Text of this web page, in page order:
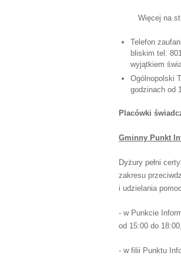
Więcej na
Telefon
bliskim tel:
wyjątkiem
Ogólnopolski
godzinach od
Placówki
Gminny Punkt
Dyżury pełni
zakresu
i udzielania
- w Punkcie
od 15:00 do 18:00,
- w filii Punktu